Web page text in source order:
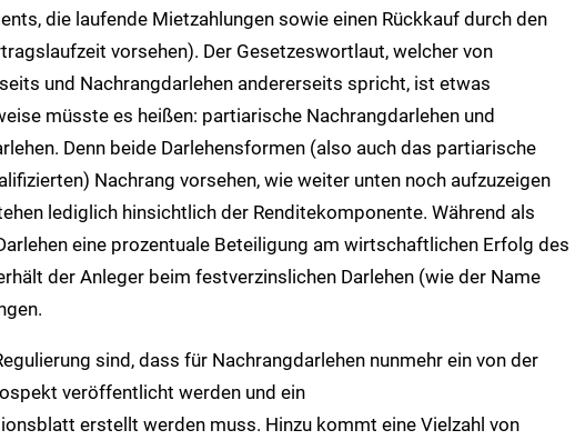
die laufende Mietzahlungen sowie einen Rückkauf durch den
vorsehen). Der Gesetzeswortlaut, welcher von
und Nachrangdarlehen andererseits spricht, ist etwas
müsste es heißen: partiarische Nachrangdarlehen und
Denn beide Darlehensformen (also auch das partiarische
Nachrang vorsehen, wie weiter unten noch aufzuzeigen
lediglich hinsichtlich der Renditekomponente. Während als
eine prozentuale Beteiligung am wirtschaftlichen Erfolg des
der Anleger beim festverzinslichen Darlehen (wie der Name
sind, dass für Nachrangdarlehen nunmehr ein von der
veröffentlicht werden und ein
erstellt werden muss. Hinzu kommt eine Vielzahl von